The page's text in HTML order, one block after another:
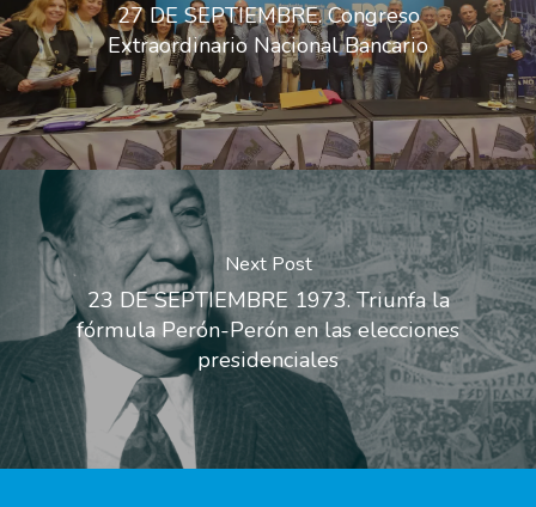
27 DE SEPTIEMBRE. Congreso
Extraordinario Nacional Bancario
Next Post
23 DE SEPTIEMBRE 1973. Triunfa la
fórmula Perón-Perón en las elecciones
presidenciales